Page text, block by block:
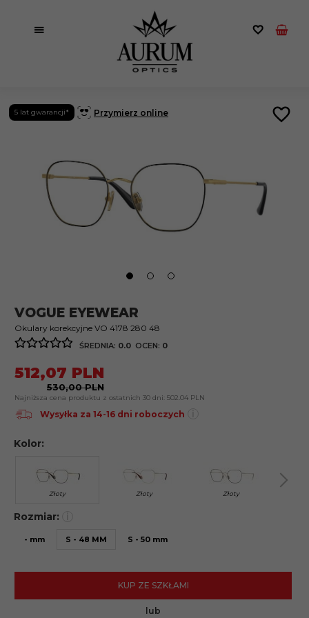
5 lat gwarancji* Przymierz online
VOGUE EYEWEAR
Okulary korekcyjne VO 4178 280 48
ŚREDNIA: 0.0 OCEN: 0
Kolor:
Złoty Złoty Złoty
Rozmiar:
S - 48 MM
- mm S - 50 mm
512,07 PLN
530,00 PLN
Najniższa cena produktu z ostatnich 30 dni: 502.04 PLN
Wysyłka za 14-16 dni roboczych
KUP ZE SZKŁAMI
lub